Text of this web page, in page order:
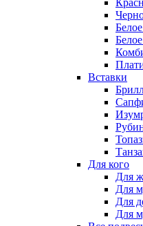
Вставки
Для кого
Для
Для
Для
Для